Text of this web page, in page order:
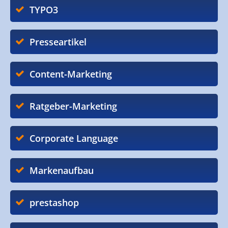
TYPO3
Presseartikel
Content-Marketing
Ratgeber-Marketing
Corporate Language
Markenaufbau
prestashop